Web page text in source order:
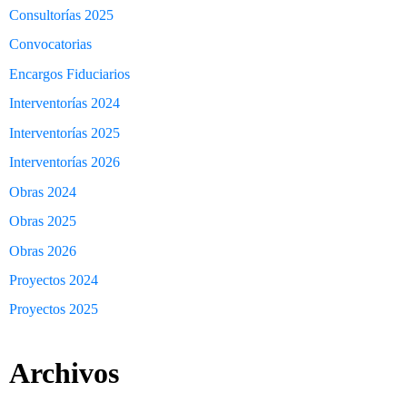
Consultorías 2025
Convocatorias
Encargos Fiduciarios
Interventorías 2024
Interventorías 2025
Interventorías 2026
Obras 2024
Obras 2025
Obras 2026
Proyectos 2024
Proyectos 2025
Archivos